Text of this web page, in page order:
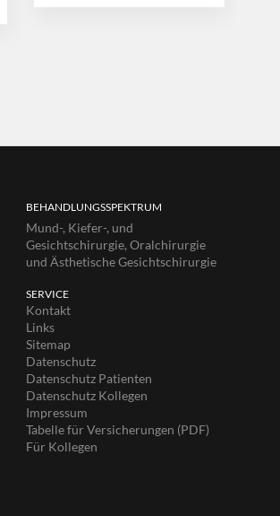
BEHANDLUNGSSPEKTRUM
Mund-, Kiefer-, und
Gesichtschirurgie, Oralchirurgie
und Ästhetische Gesichtschirurgie
SERVICE
Kontakt
Links
Sitemap
Datenschutz
Datenschutz Patienten
Datenschutz Kollegen
Impressum
Tabelle für Versicherungen (PDF)
Für Kollegen